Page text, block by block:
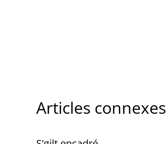
Articles connexes